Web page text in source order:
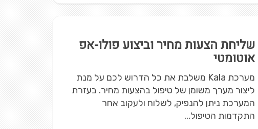
שליחת הצעות מחיר וביצוע פולו-אפ
אוטומטי
מערכת Kala משלבת את כל הדרוש לכם על מנת
ליצור מערך משומן של טיפול בהצעות מחיר. בעזרת
המערכת ניתן להנפיק, לשלוח ולעקוב אחר
התקדמות הטיפול...